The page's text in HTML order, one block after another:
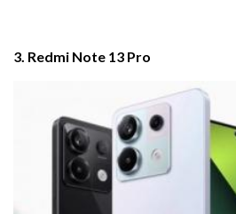
3. Redmi Note 13 Pro